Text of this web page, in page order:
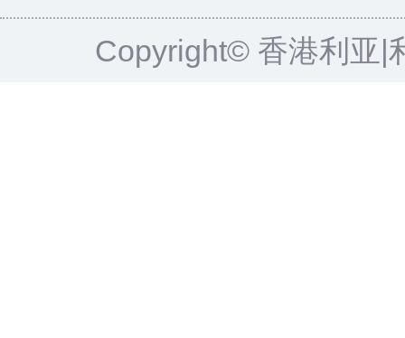
Copyright© 香港利亚|